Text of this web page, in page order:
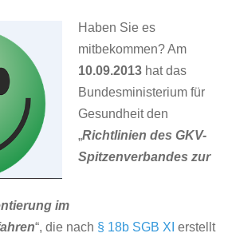
und
die
Dienstleistungsrichtlinie
Haben Sie es
mitbekommen? Am
10.09.2013 hat das
Bundesministerium für
Gesundheit den
„Richtlinien des GKV-
Spitzenverbandes zur
im
“, die nach § 18b SGB XI erstellt